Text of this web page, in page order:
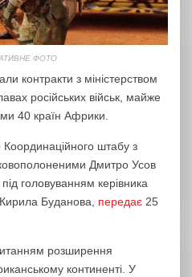
ФОТО
контракти з міністерством
російських військ, майже
40 країн Африки.
штабу з
Дмитро Усов
головуванням керівника
Буданова, передає 25
розширення
континенті. У